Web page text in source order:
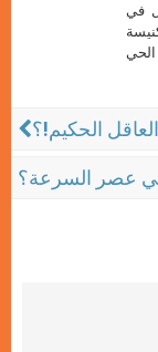
في
الحكيم!؟
عصر السرعة؟